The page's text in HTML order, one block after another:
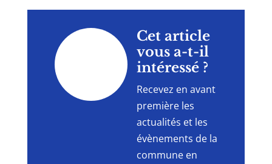
" Cet article
vous a-t-il
intéressé ?
Recevez en avant
première les
actualités et les
évènements de la
commune en